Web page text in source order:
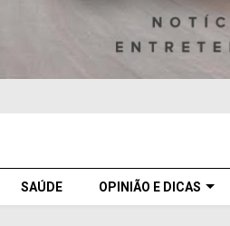
SAÚDE OPINIÃO E DICAS